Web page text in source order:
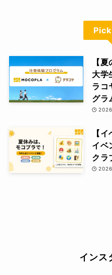
【
大学
ラコ
グラ
【
イベ
クラ
インス